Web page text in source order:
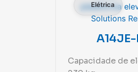
Elétrica
Capacidade de